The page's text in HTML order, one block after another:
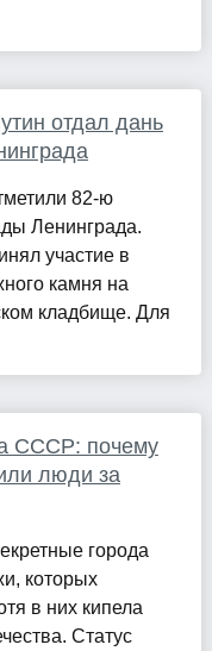
отдал дань
82-ю
Ленинграда.
участие в
камня на
кладбище. Для
СССР: почему
люди за
города
которых
в них кипела
Статус